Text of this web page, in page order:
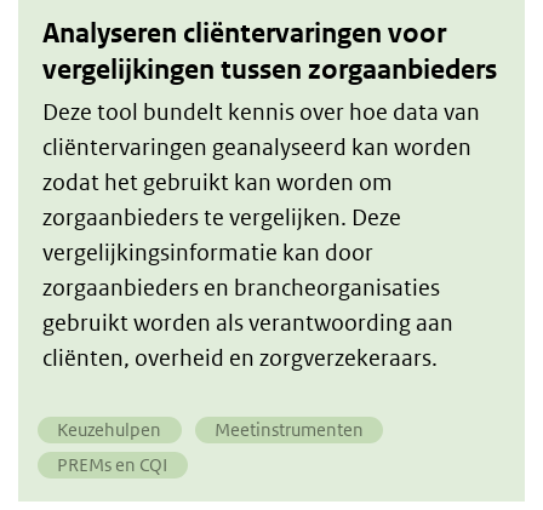
Analyseren cliëntervaringen voor
vergelijkingen tussen zorgaanbieders
Deze tool bundelt kennis over hoe data van
cliëntervaringen geanalyseerd kan worden
zodat het gebruikt kan worden om
zorgaanbieders te vergelijken. Deze
vergelijkingsinformatie kan door
zorgaanbieders en brancheorganisaties
gebruikt worden als verantwoording aan
cliënten, overheid en zorgverzekeraars.​
Keuzehulpen
Meetinstrumenten
PREMs en CQI